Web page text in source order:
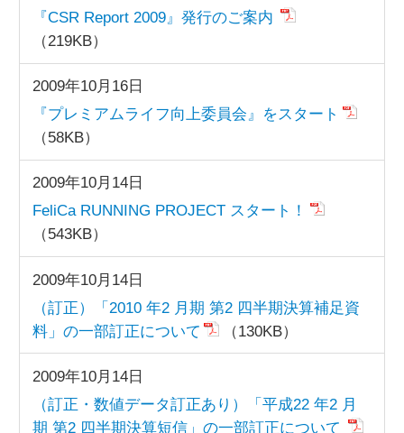
『CSR Report 2009』発行のご案内
（219KB）
2009年10月16日
『プレミアムライフ向上委員会』をスタート
（58KB）
2009年10月14日
FeliCa RUNNING PROJECT スタート！
（543KB）
2009年10月14日
（訂正）「2010 年2 月期 第2 四半期決算補足資
料」の一部訂正について
（130KB）
2009年10月14日
（訂正・数値データ訂正あり）「平成22 年2 月
期 第2 四半期決算短信」の一部訂正について